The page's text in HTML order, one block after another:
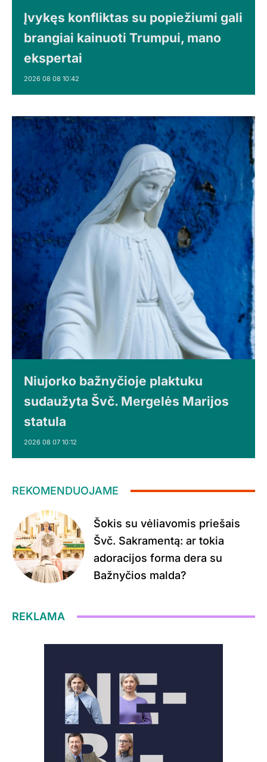
Įvykęs konfliktas su popiežiumi gali
brangiai kainuoti Trumpui, mano
ekspertai
2026 08 08 10:42
Niujorko bažnyčioje plaktuku
sudaužyta Švč. Mergelės Marijos
statula
2026 08 07 10:12
REKOMENDUOJAME
Šokis su vėliavomis priešais
Švč. Sakramentą: ar tokia
adoracijos forma dera su
Bažnyčios malda?
REKLAMA